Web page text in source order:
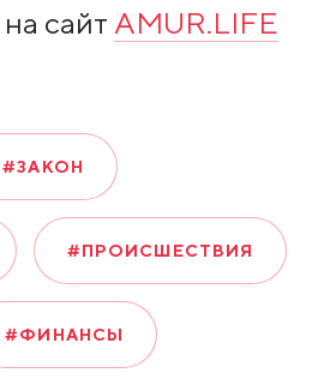
сайт AMUR.LIFE
#ЗАКОН
#ПРОИСШЕСТВИЯ
#ФИНАНСЫ